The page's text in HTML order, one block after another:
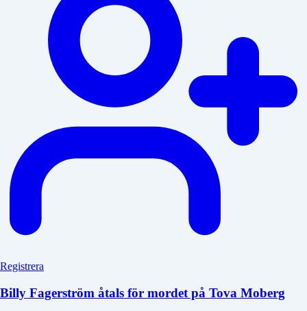
Registrera
Billy Fagerström åtals för mordet på Tova Moberg